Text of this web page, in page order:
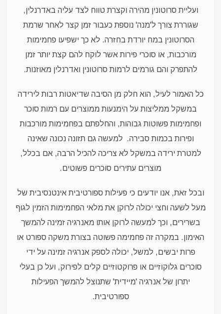
ועליית סרוטונין מהירה וקצרת טווח לצד עליה באדרנלין,
שגוררת צורך ל'מנה' נוספת כעבור זמן קצר לאחר שרמת
הסרוטונין במח יורדת בחזרה. לא כך ישפיעו פחמימות
מורכבות, או סוכרי פירות אשר לוקח להם קצת יותר זמן
להתפרק והם גורמים לרמות סרוטונין ואדרנלין מאוזנות.
כל האמור לעיל, הוא חלק מן הסיבה שדיאטות רבות לירידה
במשקל ממליצות על הימנעות ממוצרים עם רמות סוכר
ופחמימות פשוטות גבוהות, והחלפתם בפחמימות מורכבות
ופירות בכמות סבירה. למעשה גם תזונה נכונה שאינה
למטרת ירידה במשקל לא צריכה להכיל הרבה, אם בכלל,
מוצרים עתירים סוכרים פשוטים.
ובכל זאת, אנו יודעים כי פעילות ספורטיבית אינטנסיבית של
מעל לשעה וחצי יכולה לרוקן את מלאי הפחמימות הזמין לגוף
בשרירים, וכך למעשה לרוקן אותו מאנרגיה זמינה להמשך
האימון. במקרה זה פחמימה פשוטה בצורת משקה ספורט או
פרות יבשים, למשל, יכולה לספק אנרגיה זמינה על ידי
סוכרים גלוקוזיים או פרוקטוזיים קלים לפירוק, ועל כן בעלי
יתרון של אנרגיה 'מיידית' שתנוצל להמשך הפעילות
ספורטיבית.